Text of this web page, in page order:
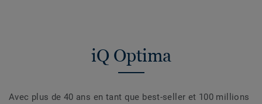
iQ Optima
Avec plus de 40 ans en tant que best-seller et 100 millions